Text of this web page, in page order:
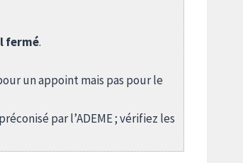
fermé.
un appoint mais pas pour le
par l’ADEME ; vérifiez les